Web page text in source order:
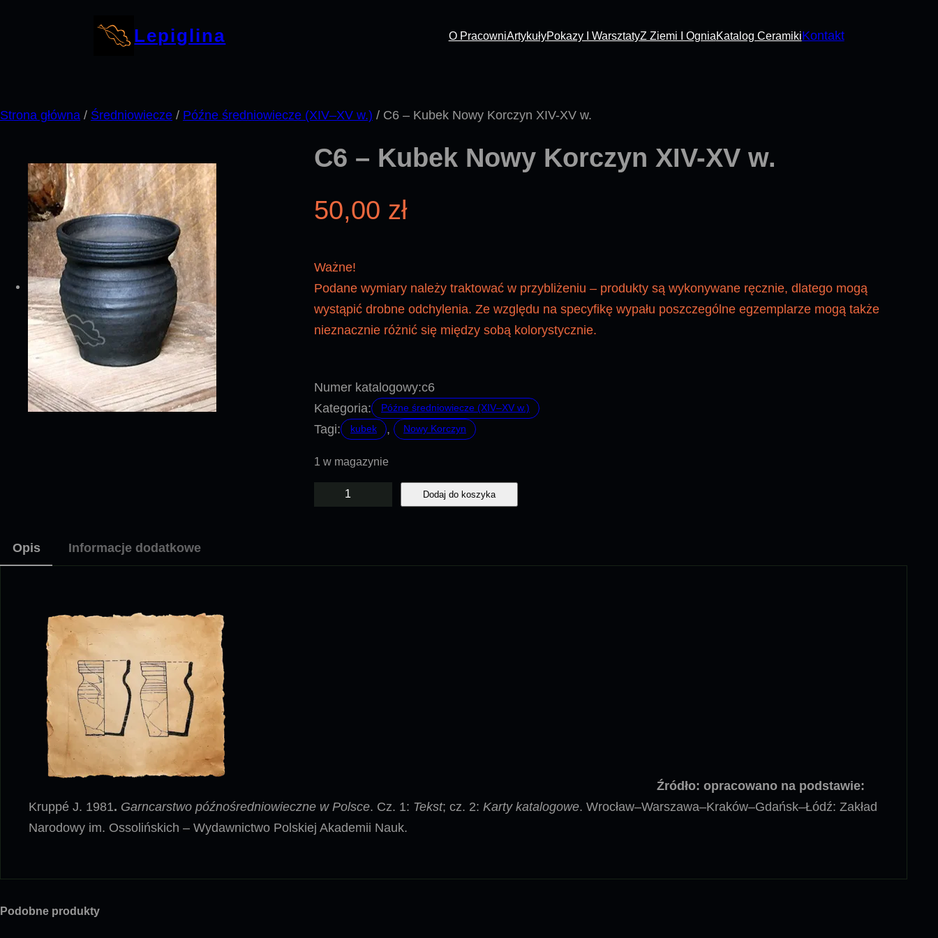
Lepiglina O PracowniArtykułyPokazy I WarsztatyZ Ziemi I OgniaKatalog CeramikiKontakt
Strona główna / Średniowiecze / Późne średniowiecze (XIV–XV w.) / C6 – Kubek Nowy Korczyn XIV-XV w.
C6 – Kubek Nowy Korczyn XIV-XV w.
50,00 zł
Ważne!
Podane wymiary należy traktować w przybliżeniu – produkty są wykonywane ręcznie, dlatego mogą
wystąpić drobne odchylenia. Ze względu na specyfikę wypału poszczególne egzemplarze mogą także
nieznacznie różnić się między sobą kolorystycznie.
Numer katalogowy:c6
Kategoria:
Późne średniowiecze (XIV–XV w.)
Tagi: kubek , Nowy Korczyn
1 w magazynie
w
y
Dodaj do koszyka
Opis Informacje dodatkowe
Źródło: opracowano na podstawie:
Kruppé J. 1981. Garncarstwo późnośredniowieczne w Polsce. Cz. 1: Tekst; cz. 2: Karty katalogowe. Wrocław–Warszawa–Kraków–Gdańsk–Łódź: Zakład
Narodowy im. Ossolińskich – Wydawnictwo Polskiej Akademii Nauk.
Podobne produkty